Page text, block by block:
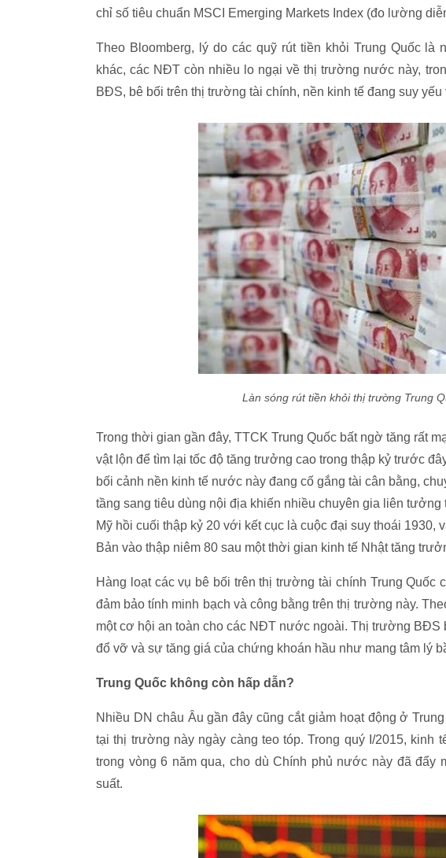
chỉ số tiêu chuẩn MSCI Emerging Markets Index (đo lường
Theo Bloomberg, lý do các quỹ rút tiền khỏi Trung Quốc là
khác, các NĐT còn nhiều lo ngại về thị trường nước này,
BĐS, bê bối trên thị trường tài chính, nền kinh tế đang suy
Làn sóng rút tiền khỏi thị trường Trung
Trong thời gian gần đây, TTCK Trung Quốc bất ngờ tăng rất
vật lộn để tìm lại tốc độ tăng trưởng cao trong thập kỷ trước
bối cảnh nền kinh tế nước này đang cố gắng tài cân bằng,
tầng sang tiêu dùng nội địa khiến nhiều chuyên gia liên
Mỹ hồi cuối thập kỷ 20 với kết cục là cuộc đại suy thoái
Bản vào thập niêm 80 sau một thời gian kinh tế Nhật tăng
Hàng loạt các vụ bê bối trên thị trường tài chính Trung Quốc
đảm bảo tính minh bạch và công bằng trên thị trường này.
một cơ hội an toàn cho các NĐT nước ngoài. Thị trường
đổ vỡ và sự tăng giá của chứng khoán hầu như mang tâm lý
Trung Quốc không còn hấp dẫn?
Nhiều DN châu Âu gần đây cũng cắt giảm hoạt động ở
tại thị trường này ngày càng teo tóp. Trong quý I/2015, kinh
trong vòng 6 năm qua, cho dù Chính phủ nước này đã đẩy
suất.